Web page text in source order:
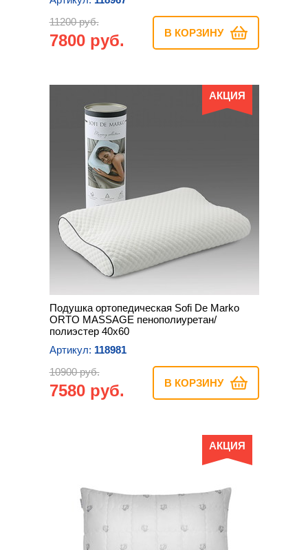
11200 руб.
7800 руб. В КОРЗИНУ
АКЦИЯ
Подушка ортопедическая Sofi De Marko
ORTO MASSAGE пенополиуретан/
полиэстер 40х60
Артикул: 118981
10900 руб.
7580 руб. В КОРЗИНУ
АКЦИЯ